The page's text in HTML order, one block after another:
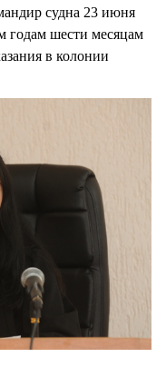
судна 23 июня
годам шести месяцам
в колонии